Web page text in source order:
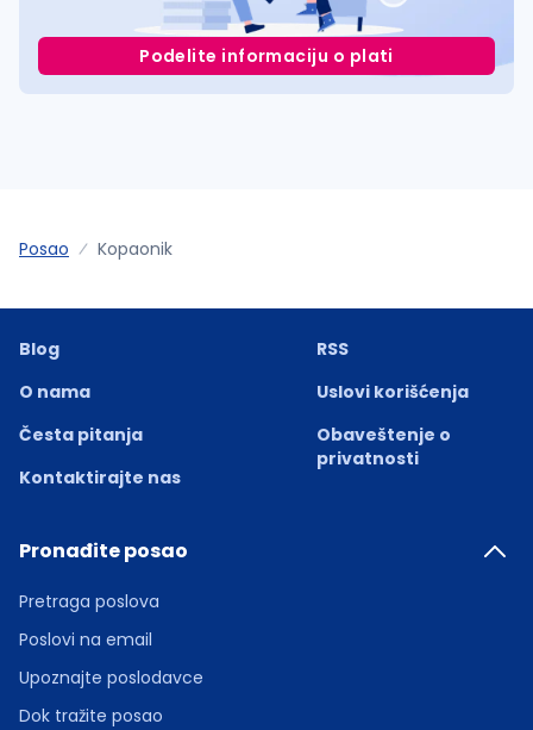
Podelite informaciju o plati
Posao Kopaonik
Blog
O nama
Česta pitanja
Kontaktirajte nas
RSS
Uslovi korišćenja
Obaveštenje o
privatnosti
Pronađite posao
Pretraga poslova
Poslovi na email
Upoznajte poslodavce
Dok tražite posao